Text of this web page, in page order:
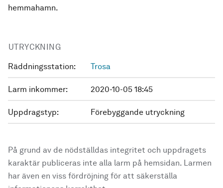
hemmahamn.
UTRYCKNING
Räddningsstation: Trosa
Larm inkommer: 2020-10-05 18:45
Uppdragstyp: Förebyggande utryckning
På grund av de nödställdas integritet och uppdragets
karaktär publiceras inte alla larm på hemsidan. Larmen
har även en viss fördröjning för att säkerställa